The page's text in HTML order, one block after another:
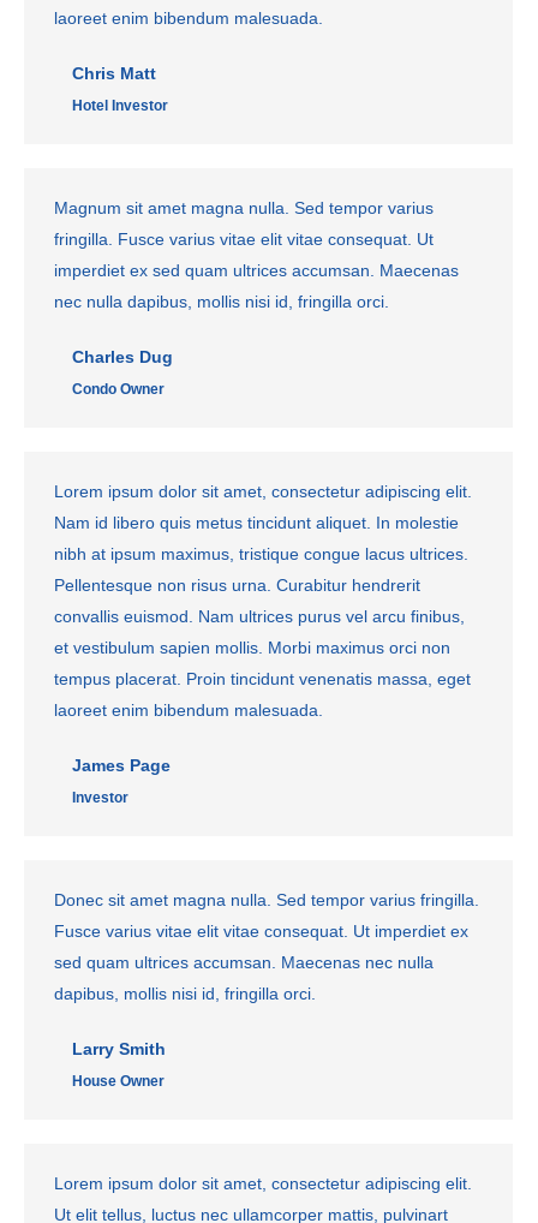
laoreet enim bibendum malesuada.
Chris Matt
Hotel Investor
Magnum sit amet magna nulla. Sed tempor varius
fringilla. Fusce varius vitae elit vitae consequat. Ut
imperdiet ex sed quam ultrices accumsan. Maecenas
nec nulla dapibus, mollis nisi id, fringilla orci.
Charles Dug
Condo Owner
Lorem ipsum dolor sit amet, consectetur adipiscing elit.
Nam id libero quis metus tincidunt aliquet. In molestie
nibh at ipsum maximus, tristique congue lacus ultrices.
Pellentesque non risus urna. Curabitur hendrerit
convallis euismod. Nam ultrices purus vel arcu finibus,
et vestibulum sapien mollis. Morbi maximus orci non
tempus placerat. Proin tincidunt venenatis massa, eget
laoreet enim bibendum malesuada.
James Page
Investor
Donec sit amet magna nulla. Sed tempor varius fringilla.
Fusce varius vitae elit vitae consequat. Ut imperdiet ex
sed quam ultrices accumsan. Maecenas nec nulla
dapibus, mollis nisi id, fringilla orci.
Larry Smith
House Owner
Lorem ipsum dolor sit amet, consectetur adipiscing elit.
Ut elit tellus, luctus nec ullamcorper mattis, pulvinart